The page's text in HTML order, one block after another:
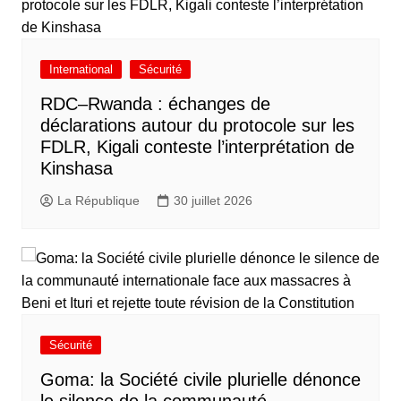
International Sécurité
RDC–Rwanda : échanges de
déclarations autour du protocole sur les
FDLR, Kigali conteste l’interprétation de
Kinshasa
La République 30 juillet 2026
Sécurité
Goma: la Société civile plurielle dénonce